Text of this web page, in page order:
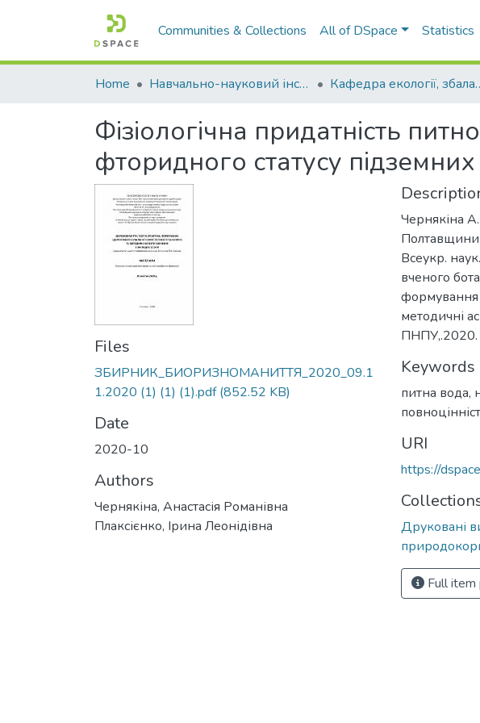
Communities & Collections All of DSpace Statistics
Home Навчально-науковий інститут агротехнологій, селекції та екології Кафедра екології,
Фізіологічна придатність
фторидного статусу
Files
ЗБИРНИК_БИОРИЗНОМАНИТТЯ_2020_09.1
1.2020 (1) (1) (1).pdf(852.52 KB)
Date
2020-10
Authors
Чернякіна, Анастасія Романівна
Плаксієнко, Ірина Леонідівна
Чернякіна
Полтавщини
Всеукр.
вченого
формування
методичні
Keywords
питна вода,
URI
https://
Друковані
Full item